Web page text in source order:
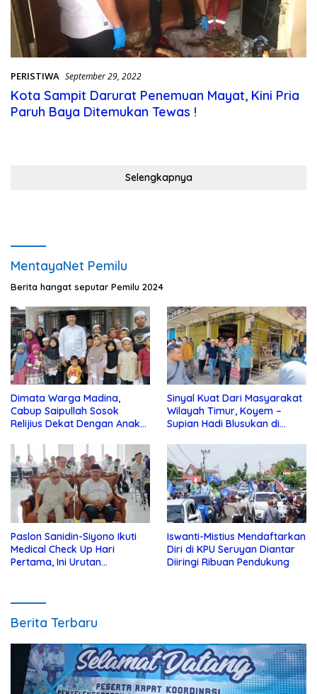
PERISTIWA September 29, 2022
Kota Sampit Darurat Penemuan Mayat, Kini Pria
Paruh Baya Ditemukan Tewas !
Selengkapnya
MentayaNet Pemilu
Berita hangat seputar Pemilu 2024
Dimata Warga Madina,
Cabup Saipullah Sosok
Relijius Dekat Dengan Anak
Sinyal Kuat Dari Masyarakat
Wilayah Timur, Koyem –
Supian Hadi Blusukan di
Paslon Sanidin-Siyono Ikuti
Medical Check Up Hari
Pertama, Ini Urutan
Iswanti-Mistius Mendaftarkan
Diri di KPU Seruyan Diantar
Diiringi Ribuan Pendukung
Berita Terbaru